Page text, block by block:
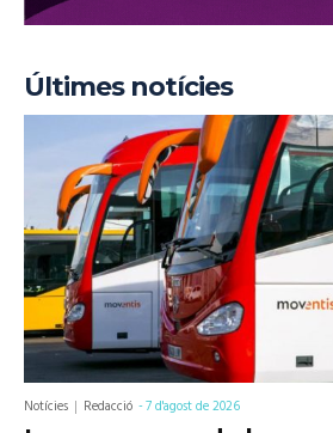
Últimes notícies
Notícies Redacció -7 d'agost de 2026